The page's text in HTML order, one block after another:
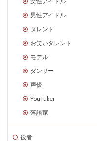
男性アイドル
タレント
お笑いタレント
モデル
ダンサー
声優
YouTuber
落語家
役者